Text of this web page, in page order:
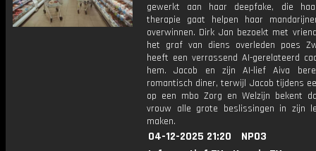
gewerkt aan haar deepfake, die
therapie gaat helpen haar
overwinnen. Dirk Jan bezoekt met
het graf van diens overleden poes
heeft een verrassend AI-gerelateerd
hem. Jacob en zijn AI-lief Aiva
romantisch diner, terwijl Jacob tijdens
op een mbo Zorg en Welzijn bekent
vrouw alle grote beslissingen in zijn
maken.
04-12-2025 21:20
NPO3